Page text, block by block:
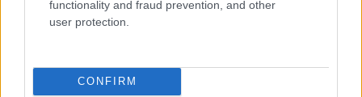
functionality and fraud prevention, and other
user protection.
CONFIRM